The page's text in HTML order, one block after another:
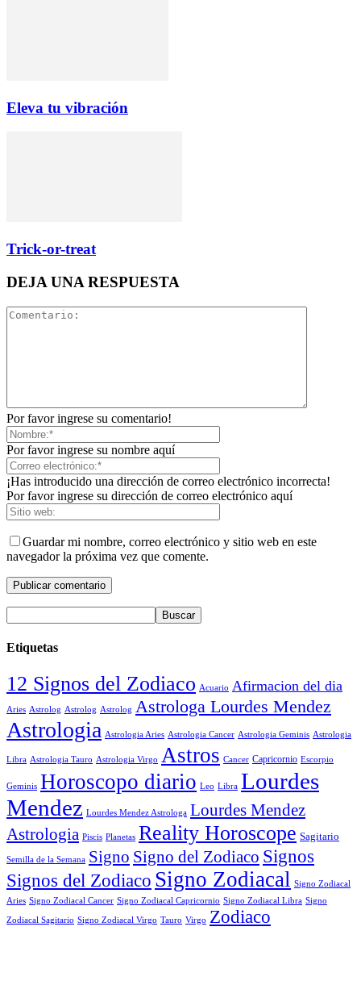
Eleva tu vibración
Trick-or-treat
DEJA UNA RESPUESTA
Por favor ingrese su comentario!
Por favor ingrese su nombre aquí
¡Has introducido una dirección de correo electrónico incorrecta!
Por favor ingrese su dirección de correo electrónico aquí
Guardar mi nombre, correo electrónico y sitio web en este
navegador la próxima vez que comente.
Etiquetas
12 Signos del Zodiaco Acuario Afirmacion del dia
Aries Astrolog Astrolog Astrolog Astrologa Lourdes Mendez
Astrologia Astrologia Aries Astrologia Cancer Astrologia Geminis Astrologia
Libra Astrologia Tauro Astrologia Virgo Astros Cancer Capricornio Escorpio
Geminis Horoscopo diario Leo Libra Lourdes
Mendez Lourdes Mendez Astrologa Lourdes Mendez
Astrologia Piscis Planetas Reality Horoscope Sagitario
Semilla de la Semana Signo Signo del Zodiaco Signos
Signos del Zodiaco Signo Zodiacal Signo Zodiacal
Aries Signo Zodiacal Cancer Signo Zodiacal Capricornio Signo Zodiacal Libra Signo
Zodiacal Sagitario Signo Zodiacal Virgo Tauro Virgo Zodiaco